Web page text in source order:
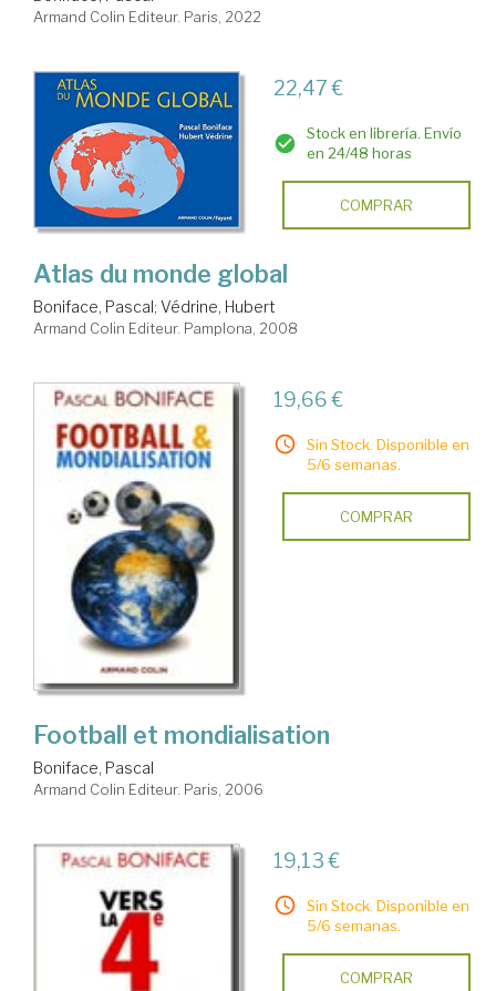
Armand Colin Editeur. Paris, 2022
22,47 €
Stock en librería. Envío
en 24/48 horas
COMPRAR
Atlas du monde global
Boniface, Pascal; Védrine, Hubert
Armand Colin Editeur. Pamplona, 2008
19,66 €
Sin Stock. Disponible en
5/6 semanas.
COMPRAR
Football et mondialisation
Boniface, Pascal
Armand Colin Editeur. Paris, 2006
19,13 €
Sin Stock. Disponible en
5/6 semanas.
COMPRAR